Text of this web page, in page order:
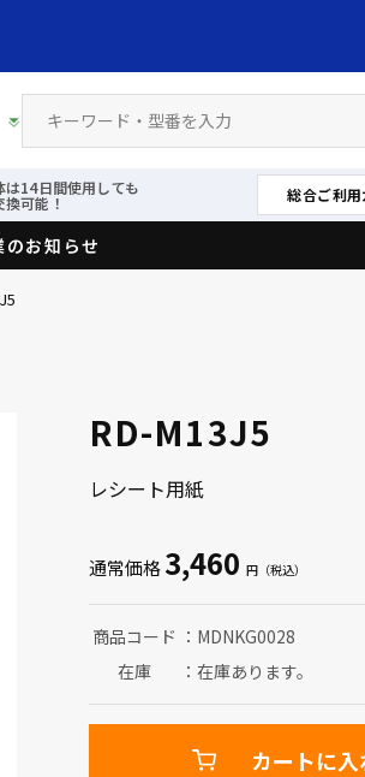
は14日間使用しても
可能！ 総合ご利用
お知らせ
RD-M13J5
レシート用紙
通常価格3,460
商品コード
MDNKG0028
在庫
在庫あります。
カートに入